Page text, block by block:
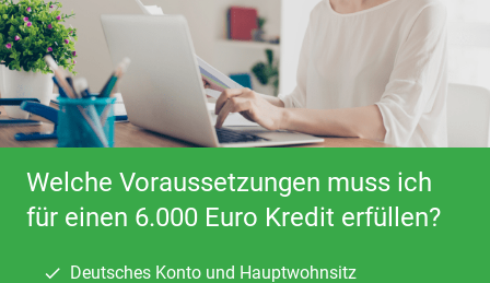
Welche Voraussetzungen muss ich
für einen 6.000 Euro Kredit erfüllen?
Deutsches Konto und Hauptwohnsitz